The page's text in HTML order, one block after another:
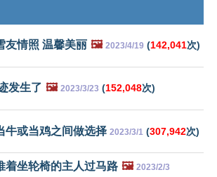
友情照 温馨美丽 🖼️ 2023/4/19 (142,041次)
发生了 🖼️ 2023/3/23 (152,048次)
牛或当鸡之间做选择 2023/3/1 (307,942次)
着坐轮椅的主人过马路 🖼️ 2023/2/3